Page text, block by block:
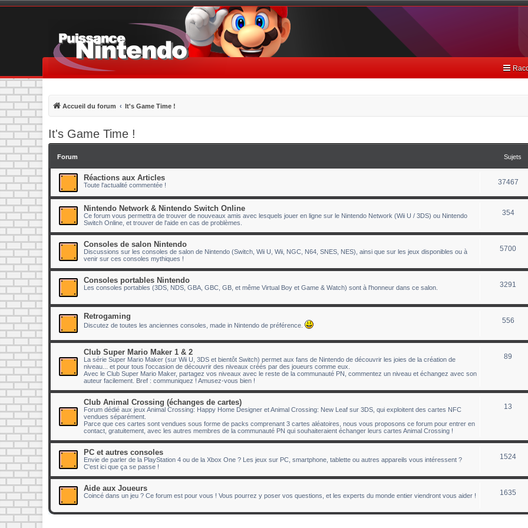
Accueil du forum It's Game Time !
It's Game Time !
Forum Sujets
Réactions aux Articles
Toute l'actualité commentée ! 37467
Nintendo Network & Nintendo Switch Online
Ce forum vous permettra de trouver de nouveaux amis avec lesquels jouer en ligne sur le Nintendo Network (Wii U / 3DS) ou Nintendo
Switch Online, et trouver de l'aide en cas de problèmes.
354
Consoles de salon Nintendo
Discussions sur les consoles de salon de Nintendo (Switch, Wii U, Wii, NGC, N64, SNES, NES), ainsi que sur les jeux disponibles ou à
venir sur ces consoles mythiques !
5700
Consoles portables Nintendo
Les consoles portables (3DS, NDS, GBA, GBC, GB, et même Virtual Boy et Game & Watch) sont à l'honneur dans ce salon. 3291
Retrogaming
Discutez de toutes les anciennes consoles, made in Nintendo de préférence.
556
Club Super Mario Maker 1 & 2
La série Super Mario Maker (sur Wii U, 3DS et bientôt Switch) permet aux fans de Nintendo de découvrir les joies de la création de
niveau... et pour tous l'occasion de découvrir des niveaux créés par des joueurs comme eux.
Avec le Club Super Mario Maker, partagez vos niveaux avec le reste de la communauté PN, commentez un niveau et échangez avec son
auteur facilement. Bref : communiquez ! Amusez-vous bien !
89
Club Animal Crossing (échanges de cartes)
Forum dédié aux jeux Animal Crossing: Happy Home Designer et Animal Crossing: New Leaf sur 3DS, qui exploitent des cartes NFC
vendues séparément.
Parce que ces cartes sont vendues sous forme de packs comprenant 3 cartes aléatoires, nous vous proposons ce forum pour entrer en
contact, gratuitement, avec les autres membres de la communauté PN qui souhaiteraient échanger leurs cartes Animal Crossing !
13
PC et autres consoles
Envie de parler de la PlayStation 4 ou de la Xbox One ? Les jeux sur PC, smartphone, tablette ou autres appareils vous intéressent ?
C'est ici que ça se passe !
1524
Aide aux Joueurs
Coincé dans un jeu ? Ce forum est pour vous ! Vous pourrez y poser vos questions, et les experts du monde entier viendront vous aider ! 1635